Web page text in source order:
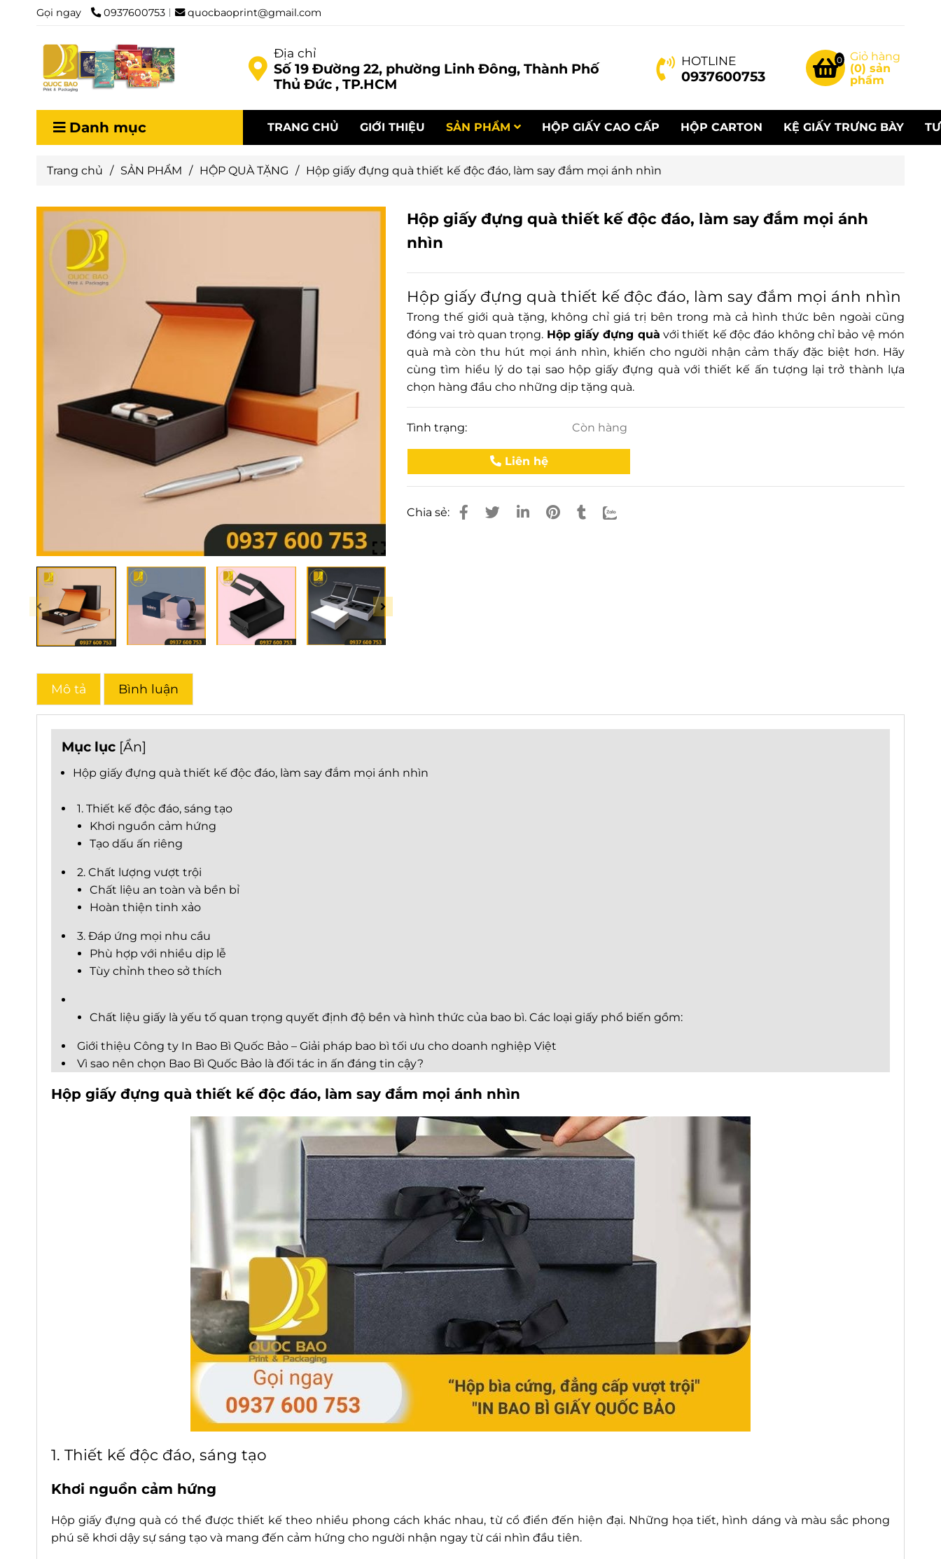
Gọi ngay 0937600753 quocbaoprint@gmail.com
Địa chỉ
Số 19 Đường 22, phường Linh Đông, Thành Phố
Thủ Đức , TP.HCM
HOTLINE
0937600753
0
Giỏ hàng
(0) sản
phẩm
Danh mục TRANG CHỦ GIỚI THIỆU SẢN PHẨM HỘP GIẤY CAO CẤP HỘP CARTON KỆ GIẤY TRƯNG BÀY
Trang chủ / SẢN PHẨM / HỘP QUÀ TẶNG / Hộp giấy đựng quà thiết kế độc đáo, làm say đắm mọi ánh nhìn
Hộp giấy đựng quà thiết kế độc đáo, làm say đắm mọi ánh
nhìn
Hộp giấy đựng quà thiết kế độc đáo, làm say đắm mọi ánh nhìn
Trong thế giới quà tặng, không chỉ giá trị bên trong mà cả hình thức bên ngoài cũng
đóng vai trò quan trọng. Hộp giấy đựng quà với thiết kế độc đáo không chỉ bảo vệ món
quà mà còn thu hút mọi ánh nhìn, khiến cho người nhận cảm thấy đặc biệt hơn. Hãy
cùng tìm hiểu lý do tại sao hộp giấy đựng quà với thiết kế ấn tượng lại trở thành lựa
chọn hàng đầu cho những dịp tặng quà.
Tình trạng: Còn hàng
Liên hệ
Chia sẻ:
Mô tả Bình luận
Mục lục [Ẩn]
Hộp giấy đựng quà thiết kế độc đáo, làm say đắm mọi ánh nhìn
1. Thiết kế độc đáo, sáng tạo
Khơi nguồn cảm hứng
Tạo dấu ấn riêng
2. Chất lượng vượt trội
Chất liệu an toàn và bền bỉ
Hoàn thiện tinh xảo
3. Đáp ứng mọi nhu cầu
Phù hợp với nhiều dịp lễ
Tùy chỉnh theo sở thích
Chất liệu giấy là yếu tố quan trọng quyết định độ bền và hình thức của bao bì. Các loại giấy phổ biến gồm:
Giới thiệu Công ty In Bao Bì Quốc Bảo – Giải pháp bao bì tối ưu cho doanh nghiệp Việt
Vì sao nên chọn Bao Bì Quốc Bảo là đối tác in ấn đáng tin cậy?
Hộp giấy đựng quà thiết kế độc đáo, làm say đắm mọi ánh nhìn
1. Thiết kế độc đáo, sáng tạo
Khơi nguồn cảm hứng
Hộp giấy đựng quà có thể được thiết kế theo nhiều phong cách khác nhau, từ cổ điển đến hiện đại. Những họa tiết, hình dáng và màu sắc phong
phú sẽ khơi dậy sự sáng tạo và mang đến cảm hứng cho người nhận ngay từ cái nhìn đầu tiên.